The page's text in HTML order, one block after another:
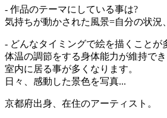
- 作品のテーマにしている事は?
気持ちが動かされた風景=自分の状況
- どんなタイミングで絵を描くことが
体温の調節をする身体能力が維持で
室内に居る事が多くなります。
日々、感動した景色を写真...
京都府出身、在住のアーティスト。